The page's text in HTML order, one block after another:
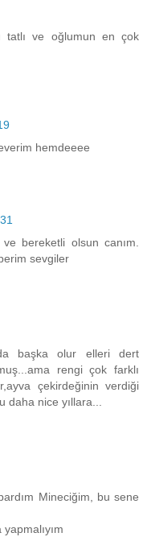
tatlı ve oğlumun en çok
hemdeeee
bereketli olsun canım.
sevgiler
başka olur elleri dert
rengi çok farklı
çekirdeğinin verdiği
nice yıllara...
Mineciğim, bu sene